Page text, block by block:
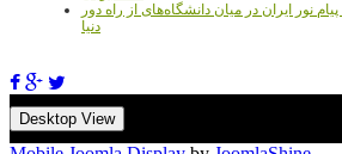
نور ایران در میان دانشگاه‌های از راه دور
دنیا
Desktop View